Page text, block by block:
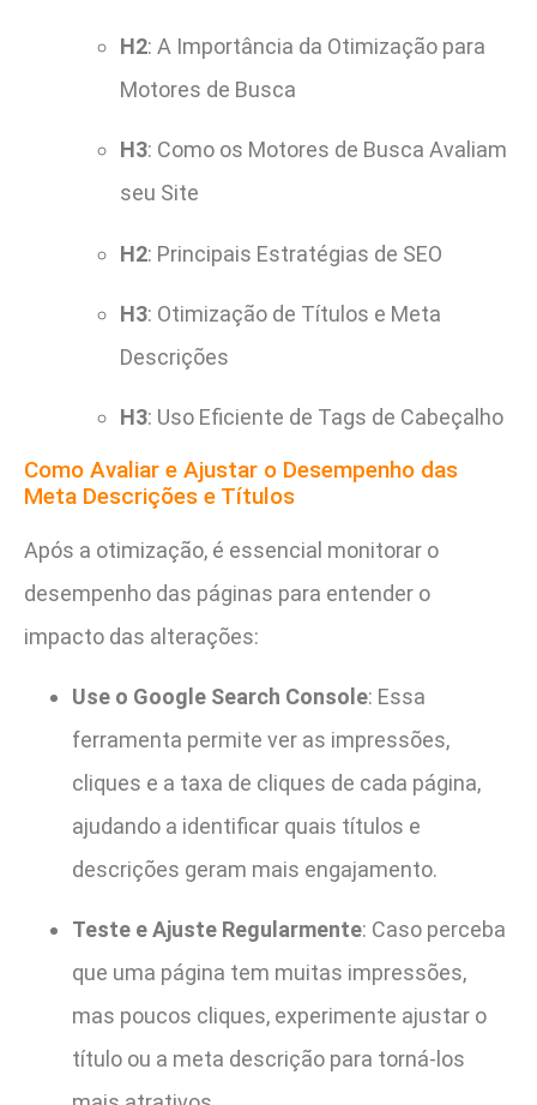
H2: A Importância da Otimização para
Motores de Busca
H3: Como os Motores de Busca Avaliam
seu Site
H2: Principais Estratégias de SEO
H3: Otimização de Títulos e Meta
Descrições
H3: Uso Eficiente de Tags de Cabeçalho
Como Avaliar e Ajustar o Desempenho das
Meta Descrições e Títulos
Após a otimização, é essencial monitorar o
desempenho das páginas para entender o
impacto das alterações:
Use o Google Search Console: Essa
ferramenta permite ver as impressões,
cliques e a taxa de cliques de cada página,
ajudando a identificar quais títulos e
descrições geram mais engajamento.
Teste e Ajuste Regularmente: Caso perceba
que uma página tem muitas impressões,
mas poucos cliques, experimente ajustar o
título ou a meta descrição para torná-los